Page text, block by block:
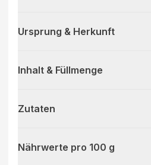
Ursprung & Herkunft
Inhalt & Füllmenge
Zutaten
Nährwerte pro 100 g